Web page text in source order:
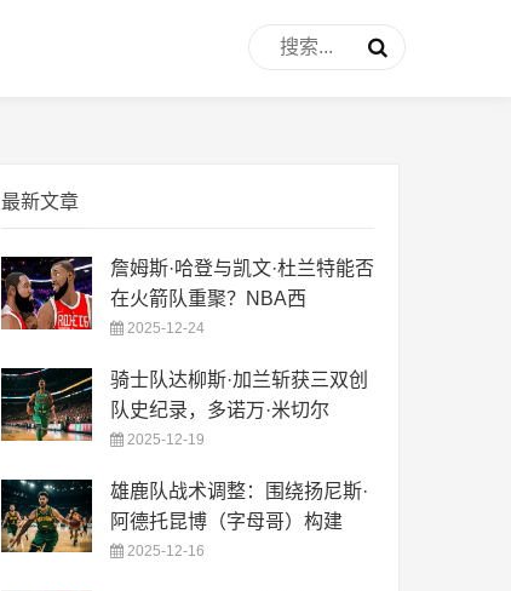
最新文章
詹姆斯·哈登与凯文·杜兰特能否
在火箭队重聚？NBA西
2025-12-24
骑士队达柳斯·加兰斩获三双创
队史纪录，多诺万·米切尔
2025-12-19
雄鹿队战术调整：围绕扬尼斯·
阿德托昆博（字母哥）构建
2025-12-16